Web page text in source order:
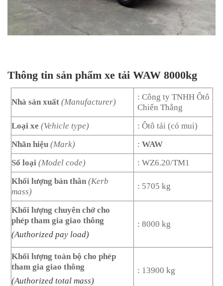
Thông tin sản phẩm xe tải WAW 8000kg
Nhà sản xuất(Manufacturer)
: Công ty TNHH Ôtô
Chiến Thắng
Loại xe (Vehicle type)
: Ôtô tải (có mui)
Nhãn hiệu(Mark) : WAW
Số loại (Model code)
: WZ6.20/TM1
Khối lượng bản thân(Kerb
mass)
: 5705 kg
Khối lượng chuyên chở cho
phép tham gia giao thông
(Authorized pay load)
: 8000 kg
Khối lượng toàn bộ cho phép
tham gia giao thông
(Authorized total mass)
: 13900 kg